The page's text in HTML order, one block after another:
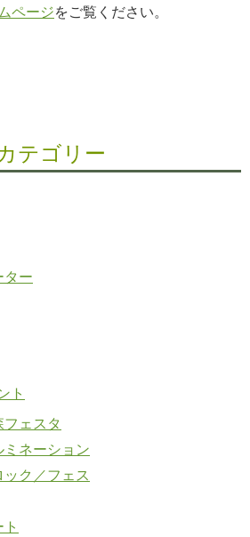
ページをご覧ください。
テゴリー
ター
ト
ェスタ
ネーション
ク／フェス